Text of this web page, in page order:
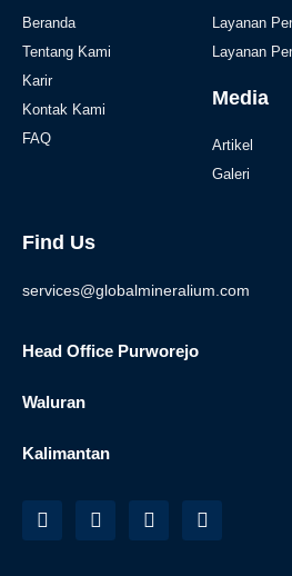
Beranda
Tentang Kami
Karir
Kontak Kami
FAQ
Layanan
Layanan
Media
Artikel
Galeri
Find Us
services@globalmineralium.com
Head Office Purworejo
Waluran
Kalimantan